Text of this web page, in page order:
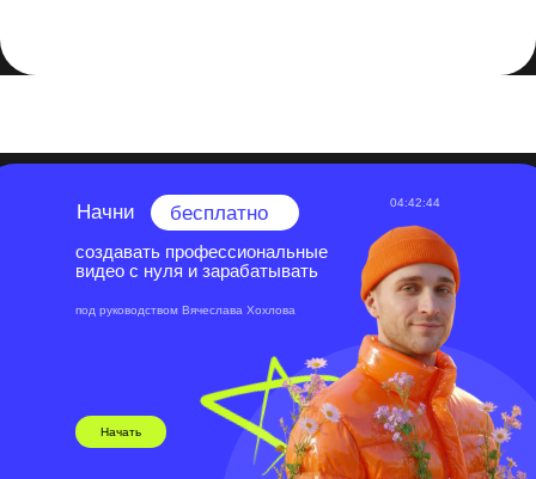
под руководством Вячеслава Хохлова
создавать профессиональные
видео с нуля и зарабатывать
Начни бесплатно 04:42:44
Начать